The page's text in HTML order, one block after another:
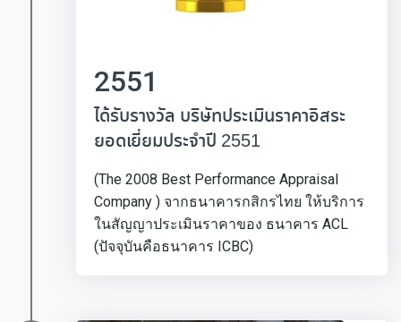
2551
ได้รับรางวัล บริษัทประเมินราคาอิสระ
ยอดเยี่ยมประจำปี 2551
(The 2008 Best Performance Appraisal
Company ) จากธนาคารกสิกรไทย ให้บริการ
ในสัญญาประเมินราคาของ ธนาคาร ACL
(ปัจจุบันคือธนาคาร ICBC)